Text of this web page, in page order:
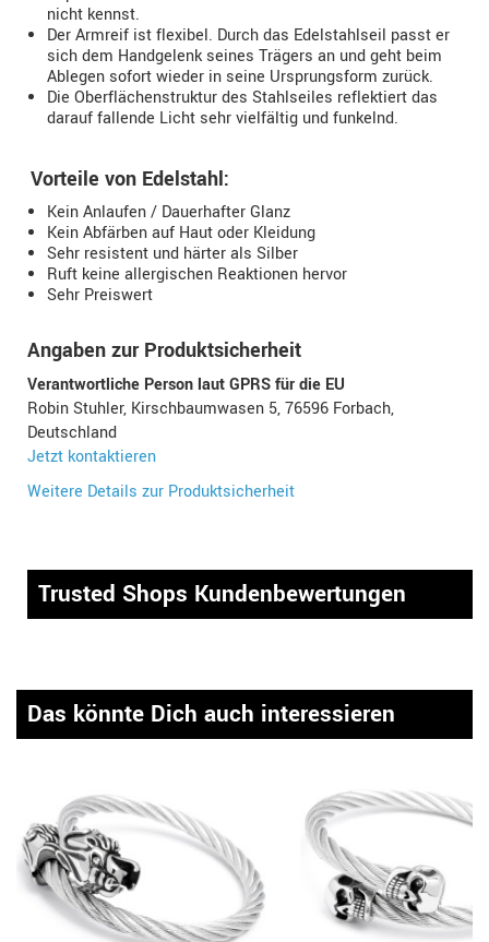
nicht kennst.
Der Armreif ist flexibel. Durch das Edelstahlseil passt er
sich dem Handgelenk seines Trägers an und geht beim
Ablegen sofort wieder in seine Ursprungsform zurück.
Die Oberflächenstruktur des Stahlseiles reflektiert das
darauf fallende Licht sehr vielfältig und funkelnd.
Vorteile von Edelstahl:
Kein Anlaufen / Dauerhafter Glanz
Kein Abfärben auf Haut oder Kleidung
Sehr resistent und härter als Silber
Ruft keine allergischen Reaktionen hervor
Sehr Preiswert
Angaben zur Produktsicherheit
Verantwortliche Person laut GPRS für die EU
Robin Stuhler, Kirschbaumwasen 5, 76596 Forbach,
Deutschland
Jetzt kontaktieren
Weitere Details zur Produktsicherheit
Trusted Shops Kundenbewertungen
Das könnte Dich auch interessieren